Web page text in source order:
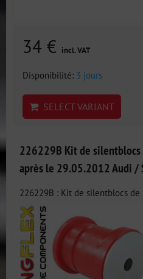
34 € incl. VAT
Disponibilité: 3 jours
SELECT VARIANT
226229B Kit de silentblocs
après le 29.05.2012 Audi /
226229B : Kit de silentblocs de